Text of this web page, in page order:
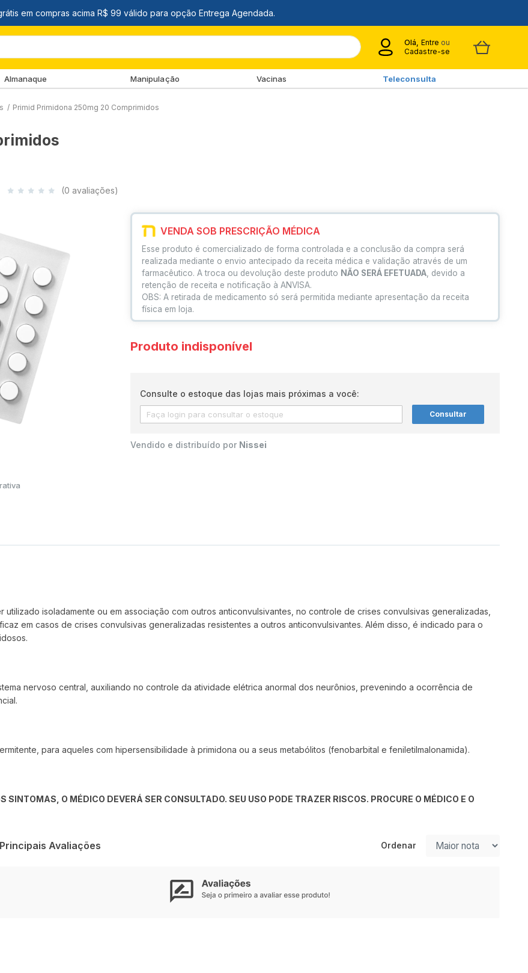
Olá, Entre ou
Cadastre-se
Almanaque Manipulação Vacinas Teleconsulta
/ Primid Primidona 250mg 20 Comprimidos
(0 avaliações)
VENDA SOB PRESCRIÇÃO MÉDICA
Esse produto é comercializado de forma controlada e a conclusão da compra será
realizada mediante o envio antecipado da receita médica e validação através de um
farmacêutico. A troca ou devolução deste produto NÃO SERÁ EFETUADA , devido a
retenção de receita e notificação à ANVISA.
OBS: A retirada de medicamento só será permitida mediante apresentação da receita
física em loja.
Produto indisponível
Consulte o estoque das lojas mais próximas a você:
Consultar
Vendido e distribuído por Nissei
isoladamente ou em associação com outros anticonvulsivantes, no controle de crises convulsivas generalizadas,
em casos de crises convulsivas generalizadas resistentes a outros anticonvulsivantes. Além disso, é indicado para o
nervoso central, auxiliando no controle da atividade elétrica anormal dos neurônios, prevenindo a ocorrência de
para aqueles com hipersensibilidade à primidona ou a seus metabólitos (fenobarbital e feniletilmalonamida).
SINTOMAS, O MÉDICO DEVERÁ SER CONSULTADO. SEU USO PODE TRAZER RISCOS. PROCURE O MÉDICO E O
Principais Avaliações Ordenar